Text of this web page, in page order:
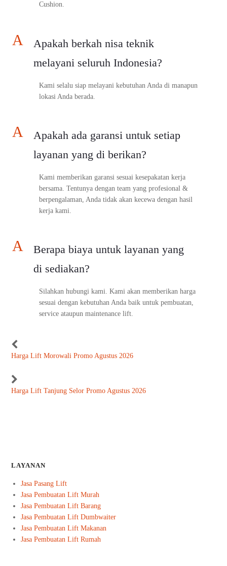
Cushion.
A
Apakah berkah nisa teknik
melayani seluruh Indonesia?
Kami selalu siap melayani kebutuhan Anda di manapun
lokasi Anda berada.
A
Apakah ada garansi untuk setiap
layanan yang di berikan?
Kami memberikan garansi sesuai kesepakatan kerja
bersama. Tentunya dengan team yang profesional &
berpengalaman, Anda tidak akan kecewa dengan hasil
kerja kami.
A
Berapa biaya untuk layanan yang
di sediakan?
Silahkan hubungi kami. Kami akan memberikan harga
sesuai dengan kebutuhan Anda baik untuk pembuatan,
service ataupun maintenance lift.
Harga Lift Morowali Promo Agustus 2026
Harga Lift Tanjung Selor Promo Agustus 2026
LAYANAN
Jasa Pasang Lift
Jasa Pembuatan Lift Murah
Jasa Pembuatan Lift Barang
Jasa Pembuatan Lift Dumbwaiter
Jasa Pembuatan Lift Makanan
Jasa Pembuatan Lift Rumah